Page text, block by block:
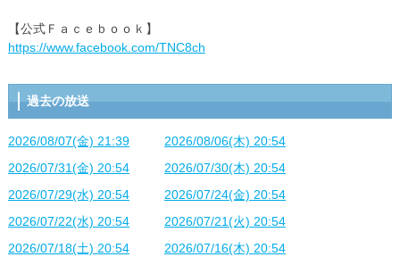
【公式Ｆａｃｅｂｏｏｋ】
https://www.facebook.com/TNC8ch
過去の放送
2026/08/07(金) 21:39
2026/08/06(木) 20:54
2026/07/31(金) 20:54
2026/07/30(木) 20:54
2026/07/29(水) 20:54
2026/07/24(金) 20:54
2026/07/22(水) 20:54
2026/07/21(火) 20:54
2026/07/18(土) 20:54
2026/07/16(木) 20:54